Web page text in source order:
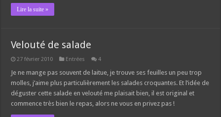
Lire la suite »
Velouté de salade
27 février 2010 Entrées 4
Je ne mange pas souvent de laitue, je trouve ses feuilles un peu trop
molles, j’aime plus particulièrement les salades croquantes. Et l’idée de
déguster cette salade en velouté me plaisait bien, il est original et
commence très bien le repas, alors ne vous en privez pas !